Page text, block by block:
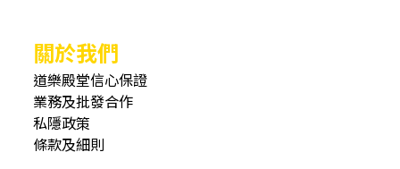
關於我們
道樂殿堂信心保證
業務及批發合作
私隱政策
條款及細則